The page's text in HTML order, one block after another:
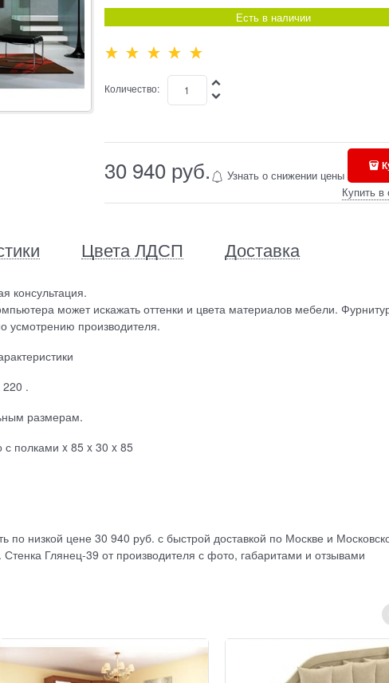
Есть в наличии
Количество:
30 940 руб. Узнать о снижении цены
Купить в
Цвета ЛДСП Доставка
консультация.
может искажать оттенки и цвета материалов мебели.
усмотрению производителя.
220 .
размерам.
полками x 85 x 30 x 85
по низкой цене 30 940 руб. с быстрой доставкой по Москве и
Глянец-39 от производителя с фото, габаритами и отзывами